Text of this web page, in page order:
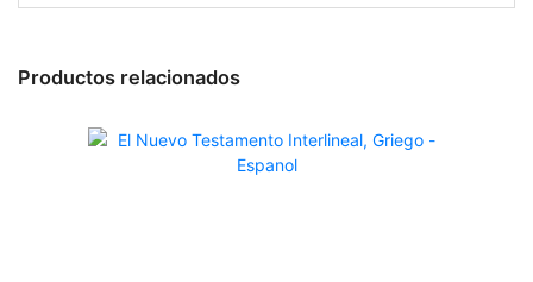
Productos relacionados